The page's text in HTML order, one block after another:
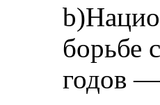
борьбе
годов